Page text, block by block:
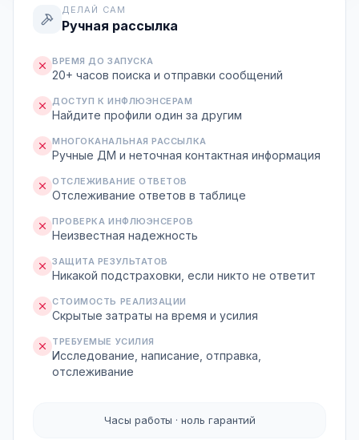
ДЕЛАЙ САМ
Ручная рассылка
ВРЕМЯ ДО ЗАПУСКА
20+ часов поиска и отправки сообщений
ДОСТУП К ИНФЛЮЭНСЕРАМ
Найдите профили один за другим
МНОГОКАНАЛЬНАЯ РАССЫЛКА
Ручные ДМ и неточная контактная информация
ОТСЛЕЖИВАНИЕ ОТВЕТОВ
Отслеживание ответов в таблице
ПРОВЕРКА ИНФЛЮЭНСЕРОВ
Неизвестная надежность
ЗАЩИТА РЕЗУЛЬТАТОВ
Никакой подстраховки, если никто не ответит
СТОИМОСТЬ РЕАЛИЗАЦИИ
Скрытые затраты на время и усилия
ТРЕБУЕМЫЕ УСИЛИЯ
Исследование, написание, отправка,
отслеживание
Часы работы · ноль гарантий